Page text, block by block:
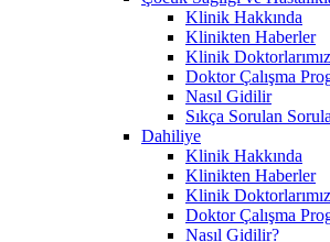
Klinik Hakkında
Klinikten Haberler
Klinik Doktorlarımız
Doktor Çalışma
Nasıl Gidilir
Sıkça Sorulan
Dahiliye
Klinik Hakkında
Klinikten Haberler
Klinik Doktorlarımız
Doktor Çalışma
Nasıl Gidilir?